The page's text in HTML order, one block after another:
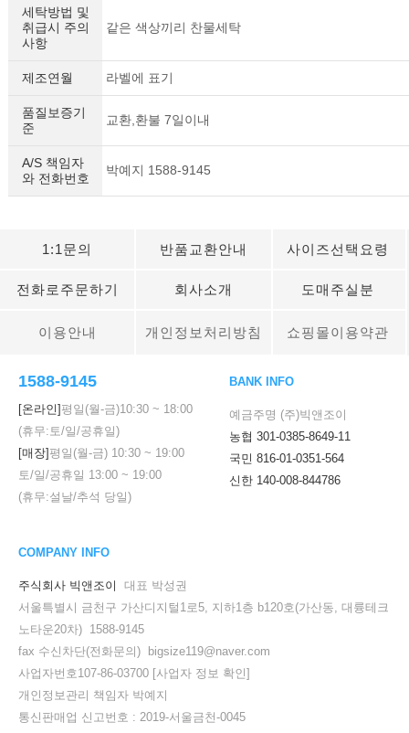
세요!
세탁방법 및
취급시 주의
사항
같은 색상끼리 찬물세탁
제조연월 라벨에 표기
품질보증기
준
교환,환불 7일이내
A/S 책임자
와 전화번호
박예지 1588-9145
1:1문의 반품교환안내 사이즈선택요령
전화로주문하기 회사소개 도매주실분
이용안내 개인정보처리방침 쇼핑몰이용약관
1588-9145
[온라인]평일(월-금)10:30 ~ 18:00
(휴무:토/일/공휴일)
[매장]평일(월-금) 10:30 ~ 19:00
토/일/공휴일 13:00 ~ 19:00
(휴무:설날/추석 당일)
BANK INFO
예금주명 (주)빅앤조이
농협 301-0385-8649-11
국민 816-01-0351-564
신한 140-008-844786
COMPANY INFO
주식회사 빅앤조이
대표 박성권
서울특별시 금천구 가산디지털1로5, 지하1층 b120호(가산동, 대륭테크
노타운20차) 1588-9145
fax 수신차단(전화문의) bigsize119@naver.com
사업자번호107-86-03700 [사업자 정보 확인]
개인정보관리 책임자 박예지
통신판매업 신고번호 : 2019-서울금천-0045